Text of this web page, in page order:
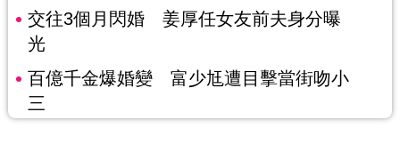
交往3個月閃婚 姜厚任女友前夫身分曝
光
百億千金爆婚變 富少尪遭目擊當街吻小
三